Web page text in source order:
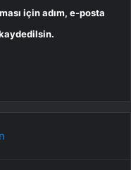
için adım, e-posta